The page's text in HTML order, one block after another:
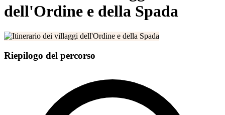
dell'Ordine e della Spada
Riepilogo del percorso